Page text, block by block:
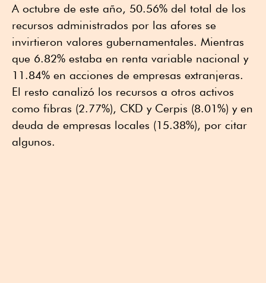
A octubre de este año, 50.56% del total de los
recursos administrados por las afores se
invirtieron valores gubernamentales. Mientras
que 6.82% estaba en renta variable nacional y
11.84% en acciones de empresas extranjeras.
El resto canalizó los recursos a otros activos
como fibras (2.77%), CKD y Cerpis (8.01%) y en
deuda de empresas locales (15.38%), por citar
algunos.